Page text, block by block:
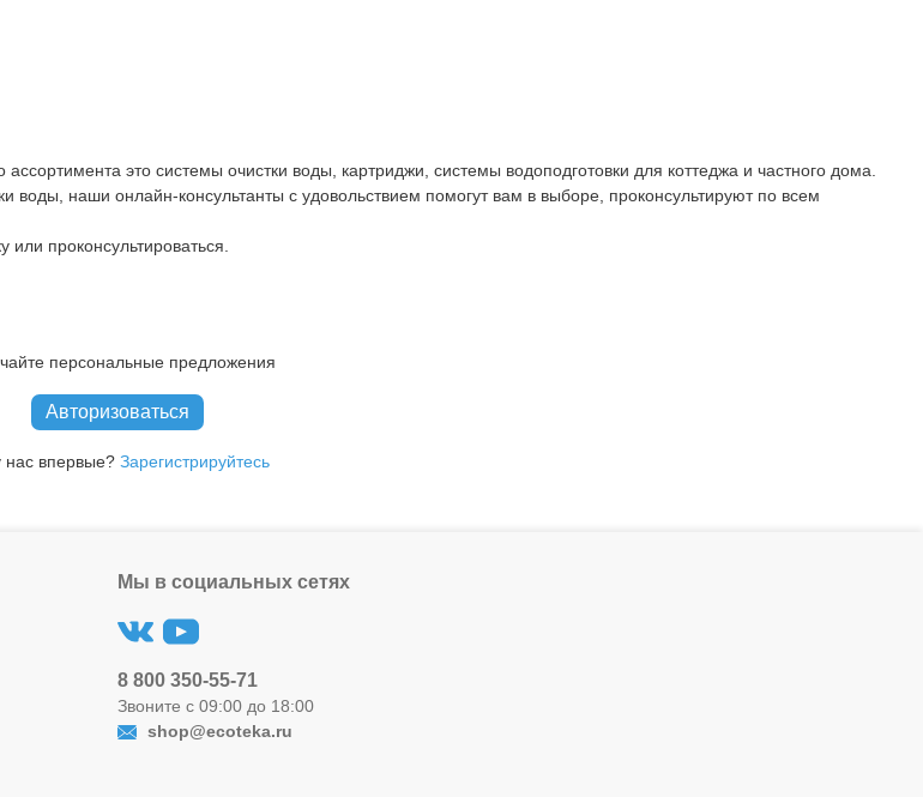
это системы очистки воды, картриджи, системы водоподготовки для коттеджа и частного дома.
наши онлайн-консультанты с удовольствием помогут вам в выборе, проконсультируют по всем
проконсультироваться.
персональные предложения
Авторизоваться
нас впервые? Зарегистрируйтесь
Мы в социальных сетях
8 800 350-55-71
Звоните с 09:00 до 18:00
shop@ecoteka.ru